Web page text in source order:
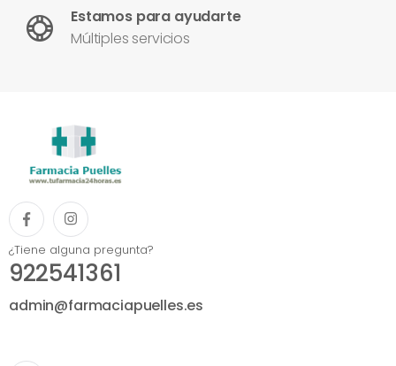
Estamos para ayudarte
Múltiples servicios
¿Tiene alguna pregunta?
922541361
admin@farmaciapuelles.es